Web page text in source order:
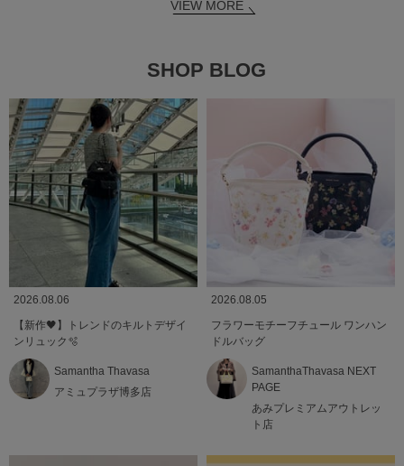
VIEW MORE
SHOP BLOG
2026.08.06
【新作🖤】トレンドのキルトデザイ
ンリュック🫧
Samantha Thavasa
アミュプラザ博多店
2026.08.05
フラワーモチーフチュール ワンハン
ドルバッグ
SamanthaThavasa NEXT
PAGE
あみプレミアムアウトレッ
ト店